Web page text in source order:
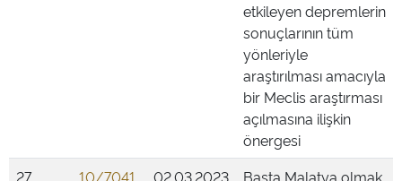
etkileyen depremlerin
sonuçlarının tüm
yönleriyle
araştırılması amacıyla
bir Meclis araştırması
açılmasına ilişkin
önergesi
27
10/7041 02.03.2023
Başta Malatya olmak